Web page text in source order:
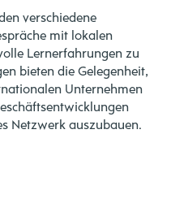
verschiedene
mit lokalen
Lernerfahrungen zu
bieten die Gelegenheit,
Unternehmen
Netzwerk auszubauen.